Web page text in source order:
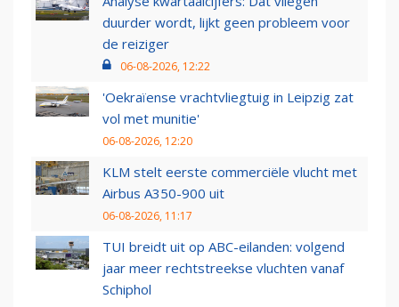
duurder wordt, lijkt geen probleem voor
de reiziger
06-08-2026, 12:22
'Oekraïense vrachtvliegtuig in Leipzig zat
vol met munitie'
06-08-2026, 12:20
KLM stelt eerste commerciële vlucht met
Airbus A350-900 uit
06-08-2026, 11:17
TUI breidt uit op ABC-eilanden: volgend
jaar meer rechtstreekse vluchten vanaf
Schiphol